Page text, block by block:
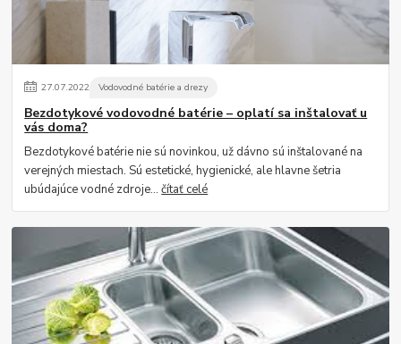
27.07.2022 Vodovodné batérie a drezy
Bezdotykové vodovodné batérie – oplatí sa inštalovať u
vás doma?
Bezdotykové batérie nie sú novinkou, už dávno sú inštalované na
verejných miestach. Sú estetické, hygienické, ale hlavne šetria
ubúdajúce vodné zdroje...čítať celé